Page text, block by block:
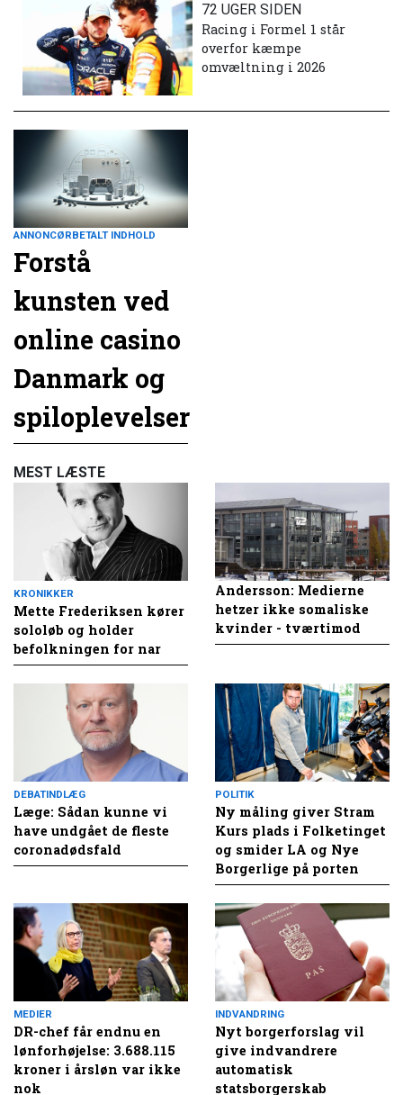
72 UGER SIDEN
Racing i Formel 1 står
overfor kæmpe
omvæltning i 2026
ANNONCØRBETALT INDHOLD
Forstå
kunsten ved
online casino
Danmark og
spiloplevelser
MEST LÆSTE
KRONIKKER
Mette Frederiksen kører
sololøb og holder
befolkningen for nar
Andersson: Medierne
hetzer ikke somaliske
kvinder - tværtimod
DEBATINDLÆG
Læge: Sådan kunne vi
have undgået de fleste
coronadødsfald
POLITIK
Ny måling giver Stram
Kurs plads i Folketinget
og smider LA og Nye
Borgerlige på porten
MEDIER
DR-chef får endnu en
lønforhøjelse: 3.688.115
kroner i årsløn var ikke
nok
INDVANDRING
Nyt borgerforslag vil
give indvandrere
automatisk
statsborgerskab